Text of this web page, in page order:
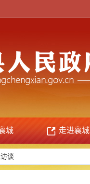
城 走进襄城
谈